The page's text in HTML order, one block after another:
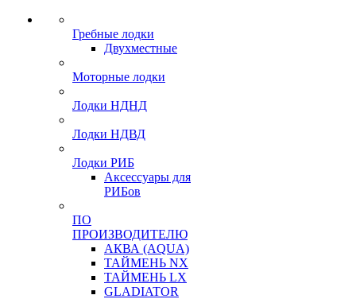
Гребные лодки
Двухместные
Моторные лодки
Лодки НДНД
Лодки НДВД
Лодки РИБ
Аксессуары для
РИБов
ПО
ПРОИЗВОДИТЕЛЮ
АКВА (AQUA)
ТАЙМЕНЬ NX
ТАЙМЕНЬ LX
GLADIATOR